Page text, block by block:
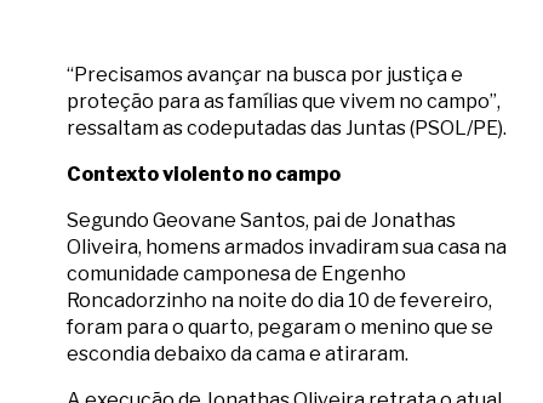
“Precisamos avançar na busca por justiça e
proteção para as famílias que vivem no campo”,
ressaltam as codeputadas das Juntas (PSOL/PE).
Contexto violento no campo
Segundo Geovane Santos, pai de Jonathas
Oliveira, homens armados invadiram sua casa na
comunidade camponesa de Engenho
Roncadorzinho na noite do dia 10 de fevereiro,
foram para o quarto, pegaram o menino que se
escondia debaixo da cama e atiraram.